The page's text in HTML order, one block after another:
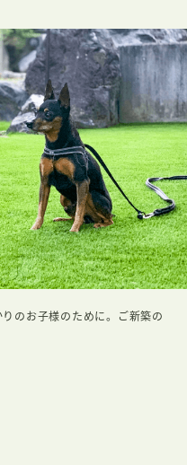
のお子様のために。ご新築の